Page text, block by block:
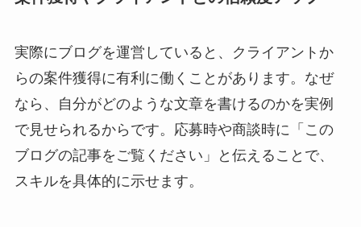
実際にブログを運営していると、クライアントか
らの案件獲得に有利に働くことがあります。なぜ
なら、自分がどのような文章を書けるのかを実例
で見せられるからです。応募時や商談時に「この
ブログの記事をご覧ください」と伝えることで、
スキルを具体的に示せます。